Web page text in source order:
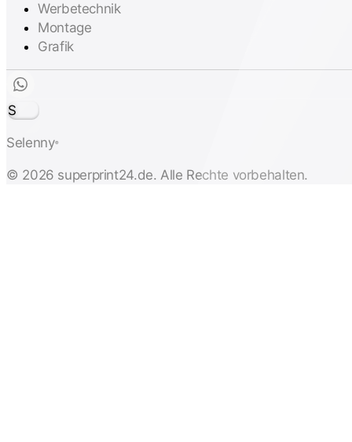
Werbetechnik
Montage
Grafik
S
Selenny®
© 2026 superprint24.de. Alle Rechte vorbehalten.